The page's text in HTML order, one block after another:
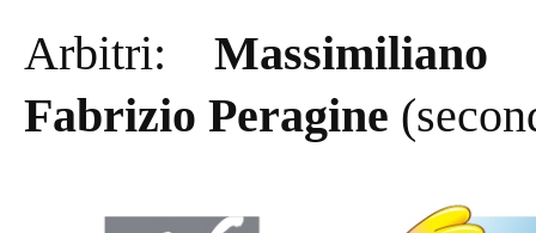
Arbitri: Massimiliano
Fabrizio Peragine